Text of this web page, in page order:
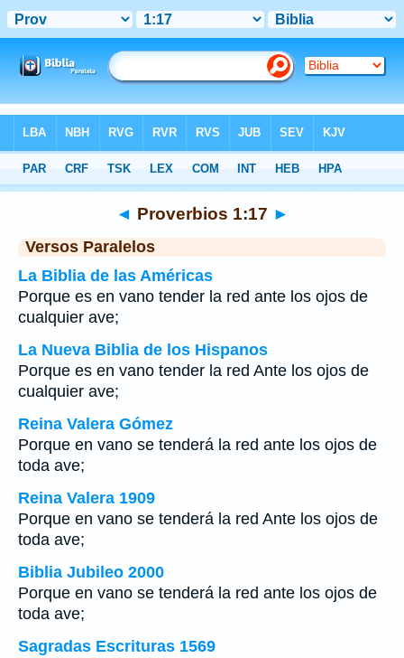
>Proverbios Capítulo 1 > Verso 17
◄ Proverbios 1:17 ►
Versos Paralelos
La Biblia de las Américas
Porque es en vano tender la red ante los ojos de
cualquier ave;
La Nueva Biblia de los Hispanos
Porque es en vano tender la red Ante los ojos de
cualquier ave;
Reina Valera Gómez
Porque en vano se tenderá la red ante los ojos de
toda ave;
Reina Valera 1909
Porque en vano se tenderá la red Ante los ojos de
toda ave;
Biblia Jubileo 2000
Porque en vano se tenderá la red ante los ojos de
toda ave;
Sagradas Escrituras 1569